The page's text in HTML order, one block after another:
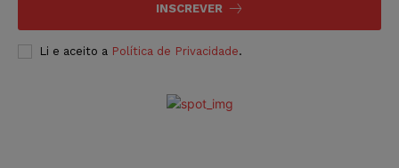
INSCREVER
Li e aceito a Política de Privacidade.